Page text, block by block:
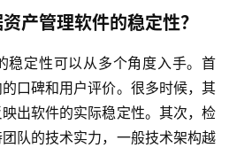
产管理软件的稳定性？
稳定性可以从多个角度入手。首
口碑和用户评价。很多时候，其
出软件的实际稳定性。其次，检
队的技术实力，一般技术架构越